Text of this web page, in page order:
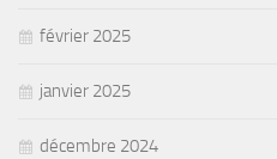
février 2025
janvier 2025
décembre 2024